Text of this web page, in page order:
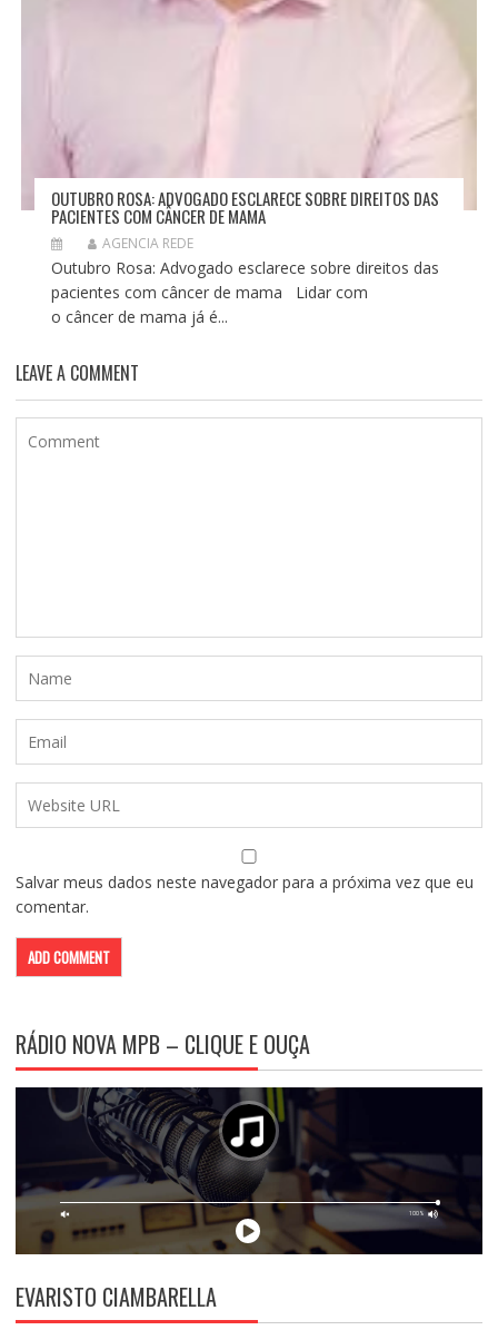
OUTUBRO ROSA: ADVOGADO ESCLARECE SOBRE DIREITOS DAS
PACIENTES COM CÂNCER DE MAMA
AGENCIA REDE
Outubro Rosa: Advogado esclarece sobre direitos das
pacientes com câncer de mama Lidar com
o câncer de mama já é...
LEAVE A COMMENT
Salvar meus dados neste navegador para a próxima vez que eu
comentar.
RÁDIO NOVA MPB – CLIQUE E OUÇA
EVARISTO CIAMBARELLA